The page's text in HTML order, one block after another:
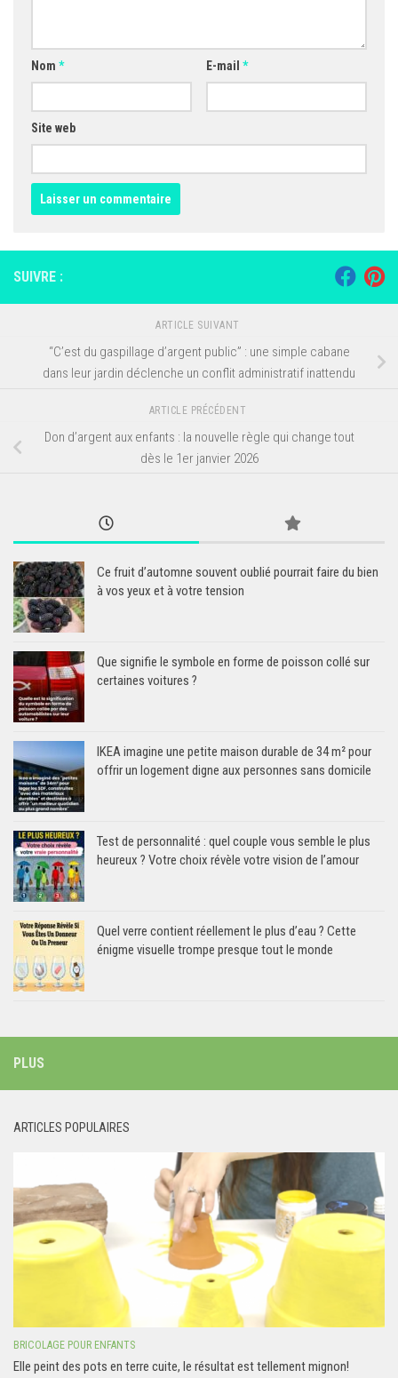
Nom * E-mail *
Site web
SUIVRE :
ARTICLE SUIVANT
“C’est du gaspillage d’argent public” : une simple cabane
dans leur jardin déclenche un conflit administratif inattendu
ARTICLE PRÉCÉDENT
Don d’argent aux enfants : la nouvelle règle qui change tout
dès le 1er janvier 2026
Ce fruit d’automne souvent oublié pourrait faire du bien
à vos yeux et à votre tension
Que signifie le symbole en forme de poisson collé sur
certaines voitures ?
IKEA imagine une petite maison durable de 34 m² pour
offrir un logement digne aux personnes sans domicile
Test de personnalité : quel couple vous semble le plus
heureux ? Votre choix révèle votre vision de l’amour
Quel verre contient réellement le plus d’eau ? Cette
énigme visuelle trompe presque tout le monde
PLUS
ARTICLES POPULAIRES
BRICOLAGE POUR ENFANTS
Elle peint des pots en terre cuite, le résultat est tellement mignon!